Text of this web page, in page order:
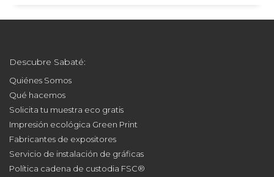
Descubre Sabaté:
Quiénes Somos
Qué hacemos
Solicita tu muestra eco gratis
Impresión ecológica Green Print
Fabricantes de expositores
Servicio de instalación de gráficas
Política cadena de custodia FSC®